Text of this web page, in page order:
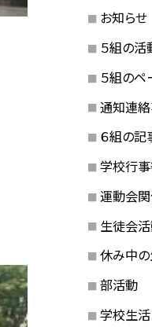
お知らせ
５組の活
５組のペ
通知連
６組の記
学校行
運動会
生徒会
休み中
部活動
学校生活